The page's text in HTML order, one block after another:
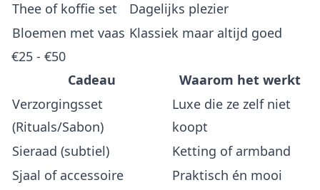
Thee of koffie set
Dagelijks plezier
Bloemen met vaas Klassiek maar altijd goed
€25 - €50
Cadeau
Waarom het werkt
Verzorgingsset
(Rituals/Sabon)
Luxe die ze zelf niet
koopt
Sieraad (subtiel)
Ketting of armband
Sjaal of accessoire
Praktisch én mooi